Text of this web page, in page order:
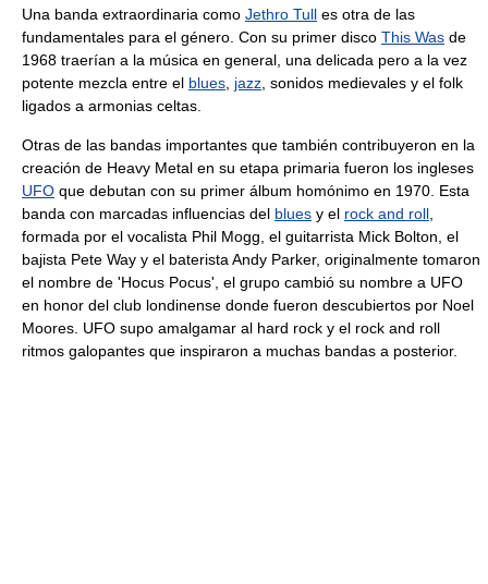
Una banda extraordinaria como Jethro Tull es otra de las
fundamentales para el género. Con su primer disco This Was de
1968 traerían a la música en general, una delicada pero a la vez
potente mezcla entre el blues, jazz, sonidos medievales y el folk
ligados a armonias celtas.
Otras de las bandas importantes que también contribuyeron en la
creación de Heavy Metal en su etapa primaria fueron los ingleses
UFO que debutan con su primer álbum homónimo en 1970. Esta
banda con marcadas influencias del blues y el rock and roll,
formada por el vocalista Phil Mogg, el guitarrista Mick Bolton, el
bajista Pete Way y el baterista Andy Parker, originalmente tomaron
el nombre de 'Hocus Pocus', el grupo cambió su nombre a UFO
en honor del club londinense donde fueron descubiertos por Noel
Moores. UFO supo amalgamar al hard rock y el rock and roll
ritmos galopantes que inspiraron a muchas bandas a posterior.